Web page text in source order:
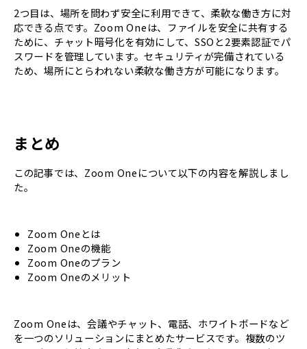
2つ目は、場所を問わず安全に利用できて、柔軟な働き方に対
応できる点です。Zoom Oneは、ファイルを安全に共有する
ために、チャット暗号化を有効にして、SSOと2要素認証でパ
スワードを管理しています。セキュリティが完備されている
ため、場所にとらわれない柔軟な働き方が可能になります。
まとめ
この記事では、Zoom Oneについて以下の内容を解説しまし
た。
Zoom Oneとは
Zoom Oneの機能
Zoom Oneのプラン
Zoom Oneのメリット
Zoom Oneは、会議やチャット、電話、ホワイトボードなど
を一つのソリューションにまとめたサービスです。複数のツ